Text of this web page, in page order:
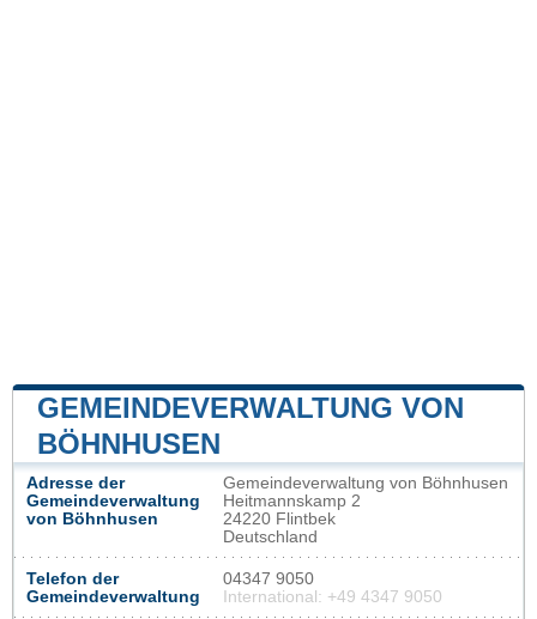
GEMEINDEVERWALTUNG VON
BÖHNHUSEN
Adresse der
Gemeindeverwaltung
von Böhnhusen
Gemeindeverwaltung von Böhnhusen
Heitmannskamp 2
24220 Flintbek
Deutschland
Telefon der
Gemeindeverwaltung
04347 9050
International: +49 4347 9050